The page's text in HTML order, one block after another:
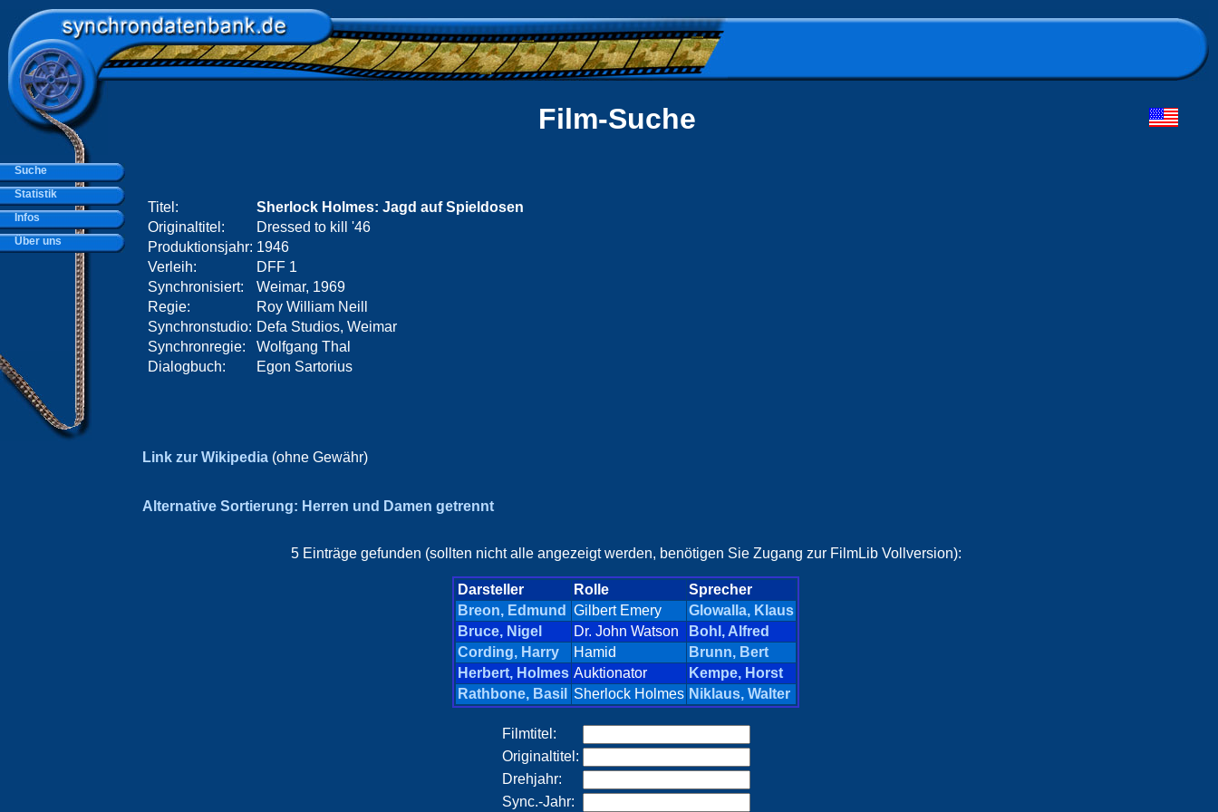
Film-Suche
Titel:
Sherlock Holmes: Jagd auf Spieldosen
Originaltitel:
Dressed to kill '46
Produktionsjahr: 1946
Verleih:
DFF 1
Synchronisiert:
Weimar, 1969
Regie:
Roy William Neill
Synchronstudio: Defa Studios, Weimar
Synchronregie:
Wolfgang Thal
Dialogbuch:
Egon Sartorius
Link zur Wikipedia (ohne Gewähr)
Alternative Sortierung: Herren und Damen getrennt
5 Einträge gefunden (sollten nicht alle angezeigt werden, benötigen Sie Zugang zur FilmLib Vollversion):
Darsteller Rolle
Sprecher
Breon, Edmund
Gilbert Emery
Glowalla, Klaus
Bruce, Nigel
Dr. John Watson
Bohl, Alfred
Cording, Harry
Hamid
Brunn, Bert
Herbert, Holmes Auktionator
Kempe, Horst
Rathbone, Basil
Sherlock Holmes Niklaus, Walter
Filmtitel:
Originaltitel:
Drehjahr:
Sync.-Jahr:
Suche
Statistik
Infos
Über uns